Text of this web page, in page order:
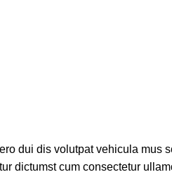
dui dis volutpat vehicula mus
dictumst cum consectetur